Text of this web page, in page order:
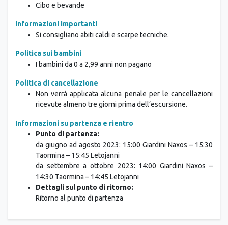
Cibo e bevande
Informazioni importanti
Si consigliano abiti caldi e scarpe tecniche.
Politica sui bambini
I bambini da 0 a 2,99 anni non pagano
Politica di cancellazione
Non verrà applicata alcuna penale per le cancellazioni
ricevute almeno tre giorni prima dell’escursione.
Informazioni su partenza e rientro
Punto di partenza:
da giugno ad agosto 2023: 15:00 Giardini Naxos – 15:30
Taormina – 15:45 Letojanni
da settembre a ottobre 2023: 14:00 Giardini Naxos –
14:30 Taormina – 14:45 Letojanni
Dettagli sul punto di ritorno:
Ritorno al punto di partenza